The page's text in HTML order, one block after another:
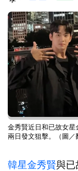
金秀賢近日和已故女
兩日發文狙擊。（圖／
韓星金秀賢與已